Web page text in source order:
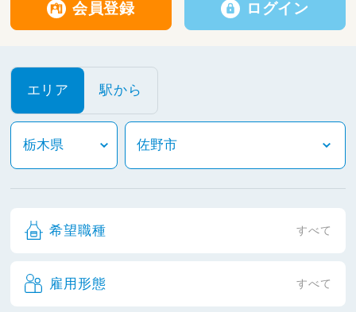
会員登録 ログイン
エリア 駅から
希望職種 すべて
雇用形態 すべて